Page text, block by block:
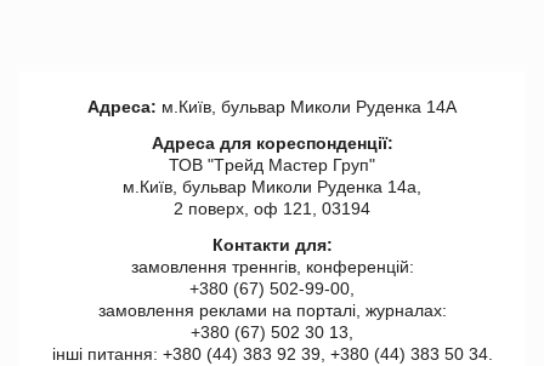
Адреса: м.Київ, бульвар Миколи Руденка 14А
Адреса для кореспонденції:
ТОВ "Tрейд Мастер Груп"
м.Київ, бульвар Миколи Руденка 14а,
2 поверх, оф 121, 03194
Контакти для:
замовлення треннгів, конференцій:
+380 (67) 502-99-00,
замовлення реклами на порталі, журналах:
+380 (67) 502 30 13,
інші питання: +380 (44) 383 92 39, +380 (44) 383 50 34.